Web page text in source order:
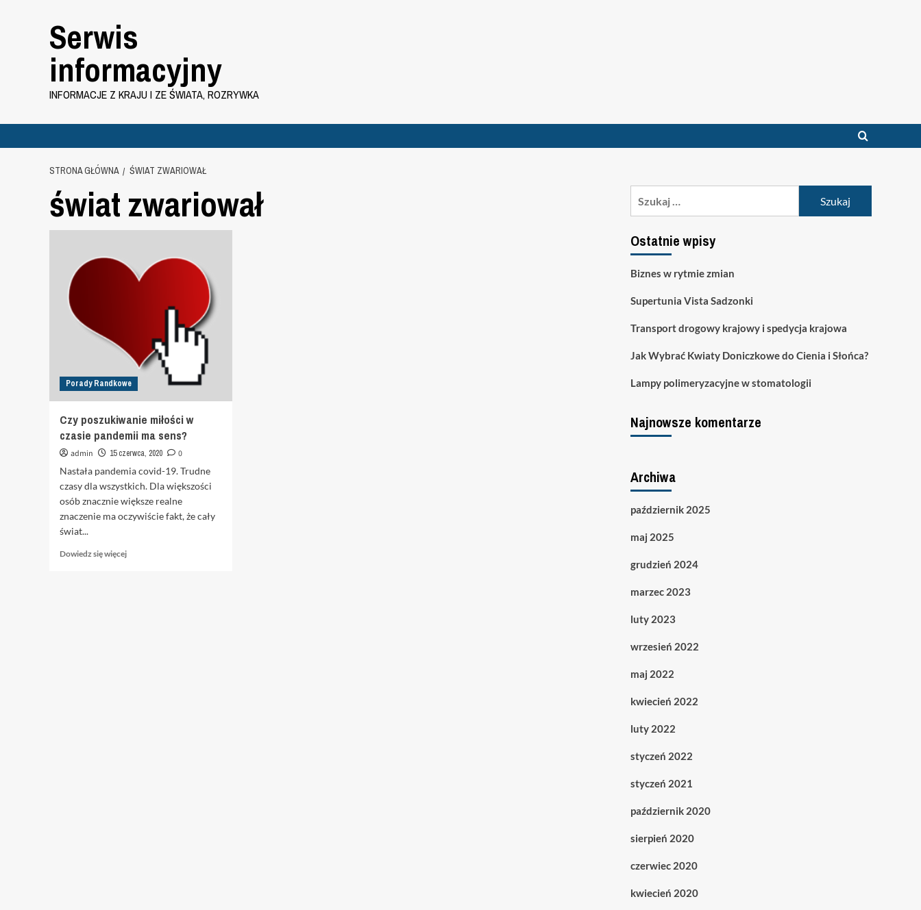
Serwis
informacyjny
INFORMACJE Z KRAJU I ZE ŚWIATA, ROZRYWKA
STRONA GŁÓWNA ŚWIAT ZWARIOWAŁ
świat zwariował
Porady Randkowe
Czy poszukiwanie miłości w
czasie pandemii ma sens?
admin 15 czerwca, 2020
0
Nastała pandemia covid-19. Trudne
czasy dla wszystkich. Dla większości
osób znacznie większe realne
znaczenie ma oczywiście fakt, że cały
świat...
Dowiedz się więcejDowiedz
Ostatnie wpisy
Biznes w rytmie zmian
Supertunia Vista Sadzonki
Transport drogowy krajowy i spedycja krajowa
Jak Wybrać Kwiaty Doniczkowe do Cienia i Słońca?
Lampy polimeryzacyjne w stomatologii
Najnowsze komentarze
Archiwa
październik 2025
maj 2025
grudzień 2024
marzec 2023
luty 2023
wrzesień 2022
maj 2022
kwiecień 2022
luty 2022
styczeń 2022
styczeń 2021
październik 2020
sierpień 2020
czerwiec 2020
kwiecień 2020